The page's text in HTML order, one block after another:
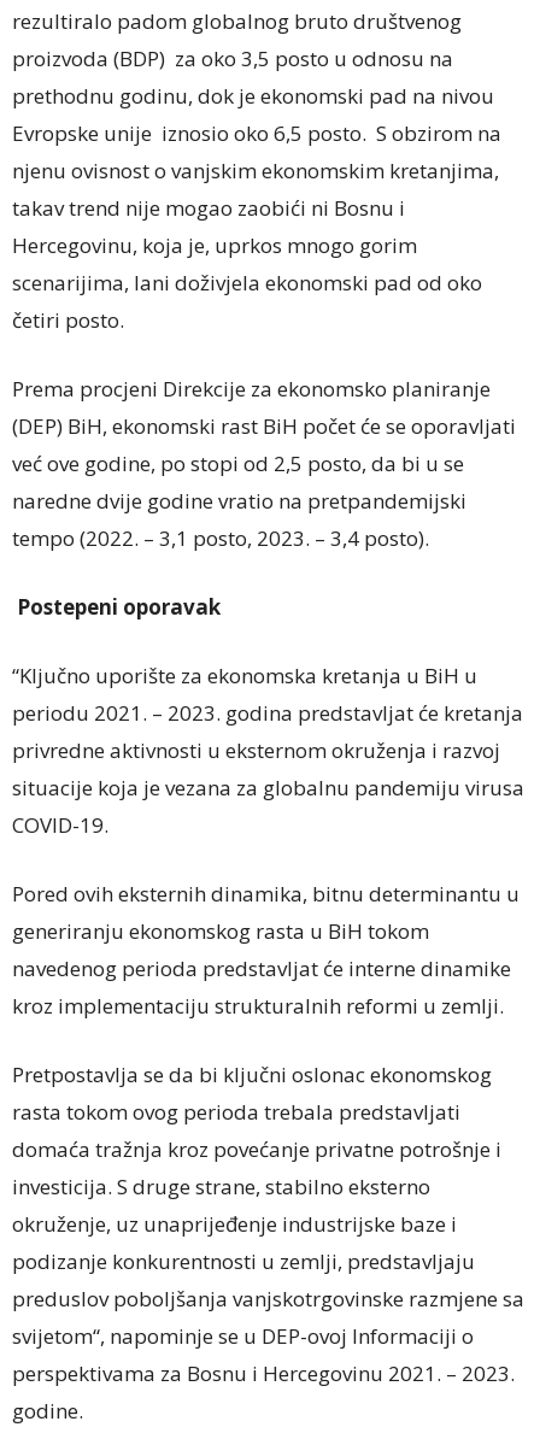
rezultiralo padom globalnog bruto društvenog
proizvoda (BDP) za oko 3,5 posto u odnosu na
prethodnu godinu, dok je ekonomski pad na nivou
Evropske unije iznosio oko 6,5 posto. S obzirom na
njenu ovisnost o vanjskim ekonomskim kretanjima,
takav trend nije mogao zaobići ni Bosnu i
Hercegovinu, koja je, uprkos mnogo gorim
scenarijima, lani doživjela ekonomski pad od oko
četiri posto.
Prema procjeni Direkcije za ekonomsko planiranje
(DEP) BiH, ekonomski rast BiH počet će se oporavljati
već ove godine, po stopi od 2,5 posto, da bi u se
naredne dvije godine vratio na pretpandemijski
tempo (2022. – 3,1 posto, 2023. – 3,4 posto).
Postepeni oporavak
“Ključno uporište za ekonomska kretanja u BiH u
periodu 2021. – 2023. godina predstavljat će kretanja
privredne aktivnosti u eksternom okruženja i razvoj
situacije koja je vezana za globalnu pandemiju virusa
COVID-19.
Pored ovih eksternih dinamika, bitnu determinantu u
generiranju ekonomskog rasta u BiH tokom
navedenog perioda predstavljat će interne dinamike
kroz implementaciju strukturalnih reformi u zemlji.
Pretpostavlja se da bi ključni oslonac ekonomskog
rasta tokom ovog perioda trebala predstavljati
domaća tražnja kroz povećanje privatne potrošnje i
investicija. S druge strane, stabilno eksterno
okruženje, uz unaprijeđenje industrijske baze i
podizanje konkurentnosti u zemlji, predstavljaju
preduslov poboljšanja vanjskotrgovinske razmjene sa
svijetom“, napominje se u DEP-ovoj Informaciji o
perspektivama za Bosnu i Hercegovinu 2021. – 2023.
godine.